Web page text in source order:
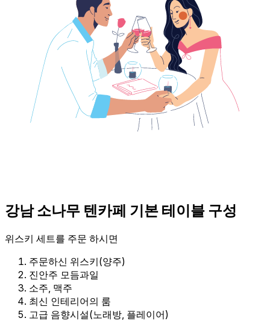
강남 소나무 텐카페 기본 테이블 구성
위스키 세트를 주문 하시면
주문하신 위스키(양주)
진안주 모듬과일
소주, 맥주
최신 인테리어의 룸
고급 음향시설(노래방, 플레이어)